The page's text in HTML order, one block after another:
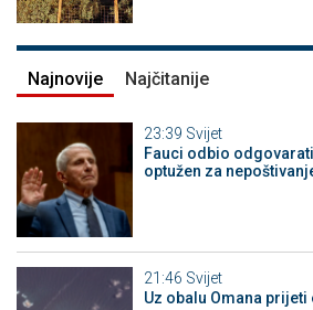
Najnovije Najčitanije
23:39 Svijet
Fauci odbio odgovarati
optužen za
21:46 Svijet
Uz obalu Omana